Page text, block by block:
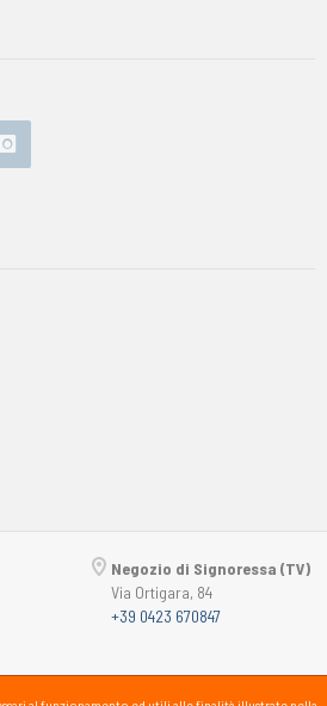
Negozio di Signoressa (TV)
Via Ortigara, 84
+39 0423 670847